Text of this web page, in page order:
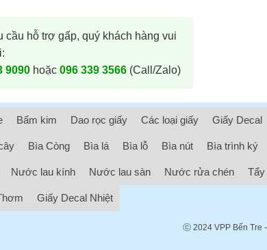
cầu hỗ trợ gấp, quý khách hàng vui
9090hoặc 096 339 3566(Call/Zalo)
Bấm kim Dao rọc giấy Các loại giấy Giấy Decal
Bìa Còng Bìa lá Bìa lỗ Bìa nút Bìa trình ký
Nước lau kính Nước lau sàn Nước rửa chén Tẩy
Giấy Decal Nhiệt
ⓒ 2024 VPP Bến Tre